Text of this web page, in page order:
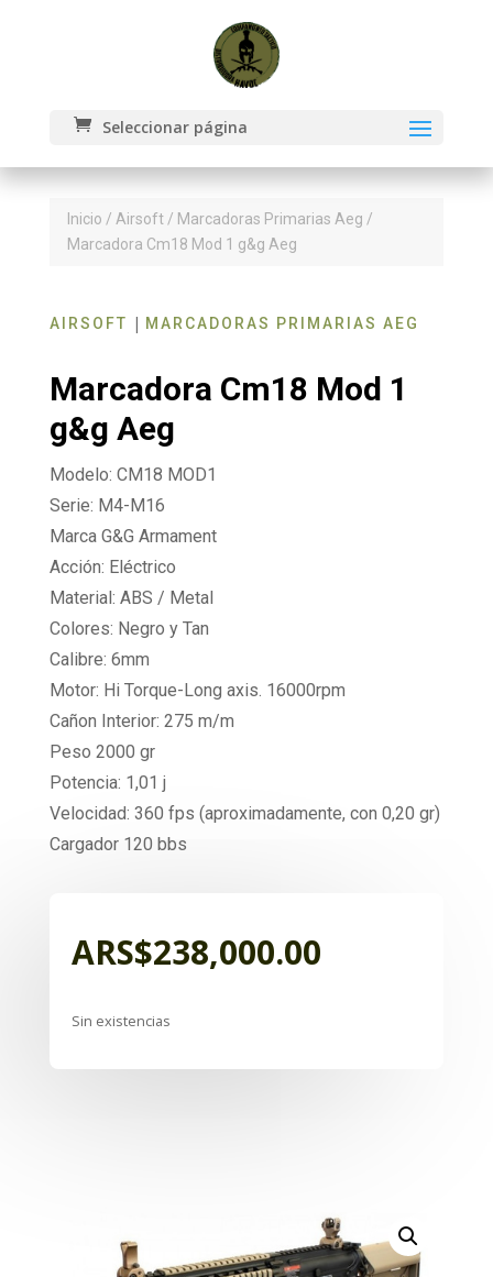
Seleccionar página
Inicio / Airsoft/ Marcadoras Primarias Aeg /
Marcadora Cm18 Mod 1 g&g Aeg
AIRSOFT | MARCADORAS PRIMARIAS AEG
Marcadora Cm18 Mod 1
g&g Aeg
Modelo: CM18 MOD1
Serie: M4-M16
Marca G&G Armament
Acción: Eléctrico
Material: ABS / Metal
Colores: Negro y Tan
Calibre: 6mm
Motor: Hi Torque-Long axis. 16000rpm
Cañon Interior: 275 m/m
Peso 2000 gr
Potencia: 1,01 j
Velocidad: 360 fps (aproximadamente, con 0,20 gr)
Cargador 120 bbs
ARS$238,000.00
Sin existencias